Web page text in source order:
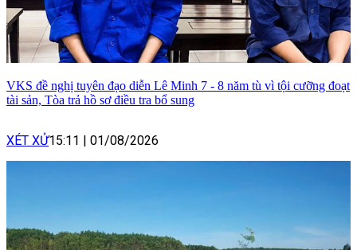
VKS đề nghị tuyên đạo diễn Lê Minh 7 - 8 năm tù vì tội cưỡng đoạt
tài sản, Tòa trả hồ sơ điều tra bổ sung
XÉT XỬ15:11 01/08/2026